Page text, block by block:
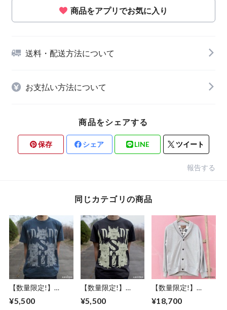
商品をアプリでお気に入り
送料・配送方法について
お支払い方法について
商品をシェアする
保存 シェア LINE ツイート
報告する
同じカテゴリの商品
【数量限定!】
ABSURD クルーネ
ックＴシャツ メン
¥5,500
【数量限定!】
ABSURD クルーネ
ックＴシャツ メン
¥5,500
【数量限定!】
ABSURD スウェッ
トカーディガン メ
¥18,700